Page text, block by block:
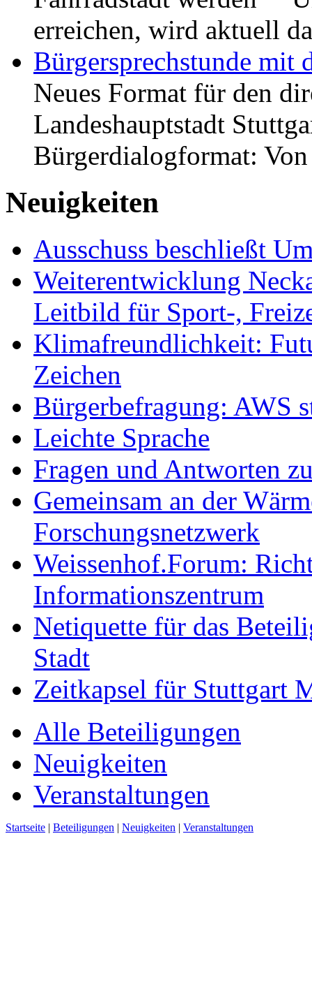
erreichen, wird aktuell
Bürgersprechstunde mit
Neues Format für den
Landeshauptstadt
Bürgerdialogformat:
Neuigkeiten
Ausschuss beschließt
Weiterentwicklung
Leitbild für Sport-,
Klimafreundlichkeit:
Zeichen
Bürgerbefragung: AWS
Leichte Sprache
Fragen und Antworten
Gemeinsam an der
Forschungsnetzwerk
Weissenhof.Forum:
Informationszentrum
Netiquette für das
Stadt
Zeitkapsel für Stuttgart
Alle Beteiligungen
Neuigkeiten
Veranstaltungen
Startseite | Beteiligungen | Neuigkeiten | Veranstaltungen